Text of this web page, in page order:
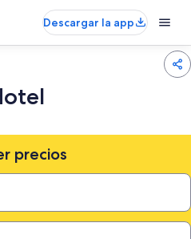
Descargar la app
precios